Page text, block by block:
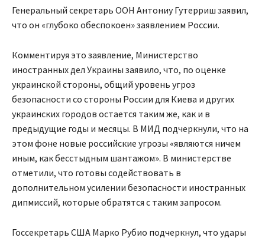
Генеральный секретарь ООН Антониу Гутерриш заявил,
что он «глубоко обеспокоен» заявлением России.
Комментируя это заявление, Министерство
иностранных дел Украины заявило, что, по оценке
украинской стороны, общий уровень угроз
безопасности со стороны России для Киева и других
украинских городов остается таким же, как и в
предыдущие годы и месяцы. В МИД подчеркнули, что на
этом фоне новые российские угрозы «являются ничем
иным, как бесстыдным шантажом». В министерстве
отметили, что готовы содействовать в
дополнительном усилении безопасности иностранных
дипмиссий, которые обратятся с таким запросом.
Госсекретарь США Марко Рубио подчеркнул, что удары